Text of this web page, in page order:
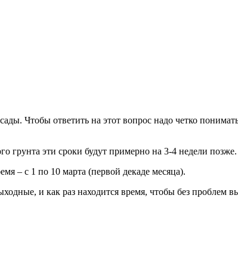
Чтобы ответить на этот вопрос надо четко
грунта эти сроки будут примерно на 3-4 недели позже.
– с 1 по 10 марта (первой декаде месяца).
и как раз находится время, чтобы без проблем